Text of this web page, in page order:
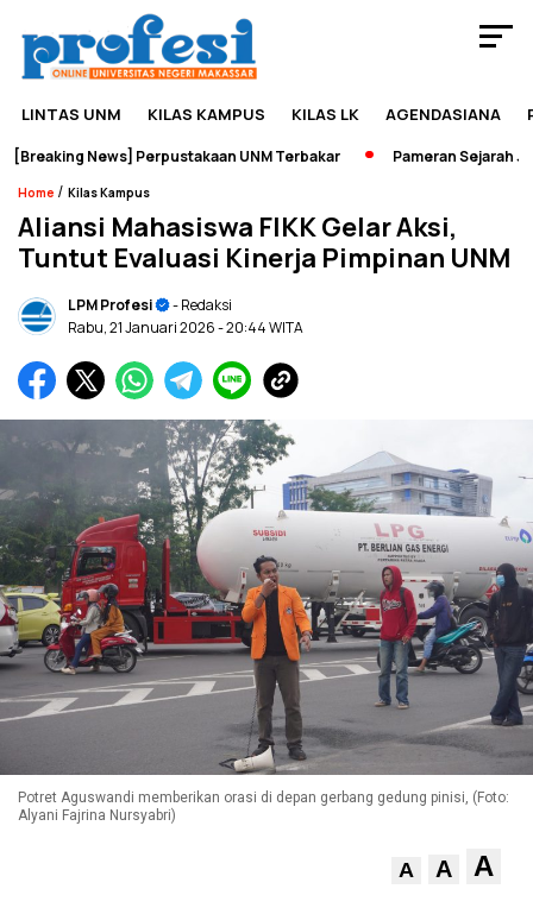
LINTAS UNM KILAS KAMPUS KILAS LK AGENDASIANA
News] Perpustakaan UNM Terbakar Pameran Sejarah Jadi
Home / Kilas Kampus
Aliansi Mahasiswa FIKK Gelar Aksi,
Tuntut Evaluasi Kinerja Pimpinan UNM
LPM Profesi
- Redaksi
Rabu, 21 Januari 2026- 20:44 WITA
Potret Aguswandi memberikan orasi di depan gerbang gedung pinisi, (Foto:
Alyani Fajrina Nursyabri)
A A A